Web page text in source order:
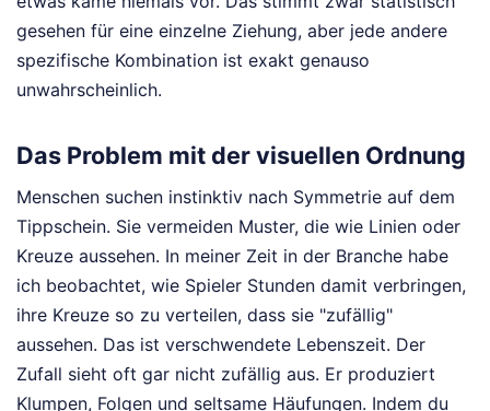
gesehen für eine einzelne Ziehung, aber jede andere
spezifische Kombination ist exakt genauso
unwahrscheinlich.
Das Problem mit der visuellen Ordnung
Menschen suchen instinktiv nach Symmetrie auf dem
Tippschein. Sie vermeiden Muster, die wie Linien oder
Kreuze aussehen. In meiner Zeit in der Branche habe
ich beobachtet, wie Spieler Stunden damit verbringen,
ihre Kreuze so zu verteilen, dass sie "zufällig"
aussehen. Das ist verschwendete Lebenszeit. Der
Zufall sieht oft gar nicht zufällig aus. Er produziert
Klumpen, Folgen und seltsame Häufungen. Indem du